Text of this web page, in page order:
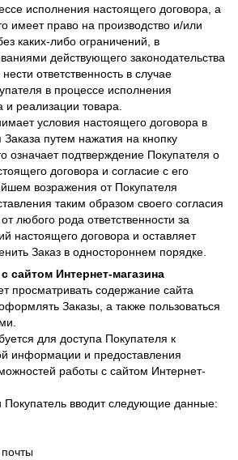
исполнения настоящего договора, а
имеет право на производство и/или
каких-либо ограничений, в
действующего законодательства
ответственность в случае
в процессе исполнения
и реализации товара.
условия настоящего договора в
путем нажатия на кнопку
означает подтверждение Покупателя о
договора и согласие с его
возражения от Покупателя
таким образом своего согласия
любого рода ответственности за
настоящего договора и оставляет
Заказ в одностороннем порядке.
сайтом Интернет-магазина
просматривать содержание сайта
Заказы, а также пользоваться
для доступа Покупателя к
информации и предоставления
работы с сайтом Интернет-
Покупатель вводит следующие данные: